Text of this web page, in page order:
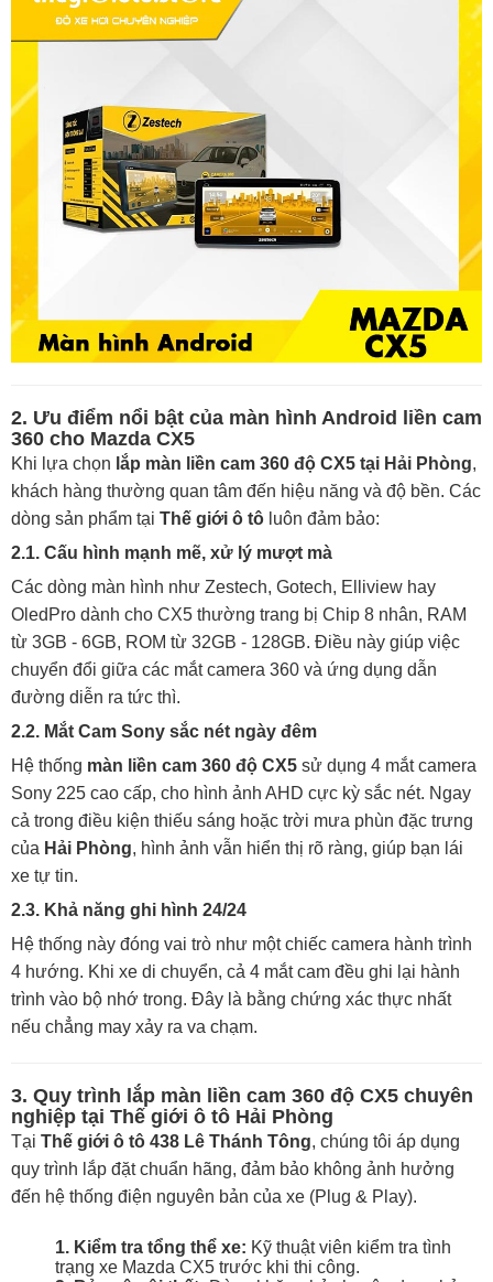
2. Ưu điểm nổi bật của màn hình Android liền cam
360 cho Mazda CX5
Khi lựa chọn lắp màn liền cam 360 độ CX5 tại Hải Phòng,
khách hàng thường quan tâm đến hiệu năng và độ bền. Các
dòng sản phẩm tại Thế giới ô tô luôn đảm bảo:
2.1. Cấu hình mạnh mẽ, xử lý mượt mà
Các dòng màn hình như Zestech, Gotech, Elliview hay
OledPro dành cho CX5 thường trang bị Chip 8 nhân, RAM
từ 3GB - 6GB, ROM từ 32GB - 128GB. Điều này giúp việc
chuyển đổi giữa các mắt camera 360 và ứng dụng dẫn
đường diễn ra tức thì.
2.2. Mắt Cam Sony sắc nét ngày đêm
Hệ thống màn liền cam 360 độ CX5 sử dụng 4 mắt camera
Sony 225 cao cấp, cho hình ảnh AHD cực kỳ sắc nét. Ngay
cả trong điều kiện thiếu sáng hoặc trời mưa phùn đặc trưng
của Hải Phòng, hình ảnh vẫn hiển thị rõ ràng, giúp bạn lái
xe tự tin.
2.3. Khả năng ghi hình 24/24
Hệ thống này đóng vai trò như một chiếc camera hành trình
4 hướng. Khi xe di chuyển, cả 4 mắt cam đều ghi lại hành
trình vào bộ nhớ trong. Đây là bằng chứng xác thực nhất
nếu chẳng may xảy ra va chạm.
3. Quy trình lắp màn liền cam 360 độ CX5 chuyên
nghiệp tại Thế giới ô tô Hải Phòng
Tại Thế giới ô tô 438 Lê Thánh Tông, chúng tôi áp dụng
quy trình lắp đặt chuẩn hãng, đảm bảo không ảnh hưởng
đến hệ thống điện nguyên bản của xe (Plug & Play).
1. Kiểm tra tổng thể xe: Kỹ thuật viên kiểm tra tình
trạng xe Mazda CX5 trước khi thi công.